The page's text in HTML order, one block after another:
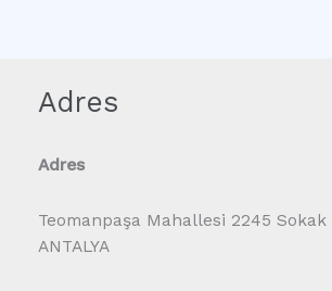
Adres
Adres
Teomanpaşa Mahallesi 2245 Sokak
ANTALYA